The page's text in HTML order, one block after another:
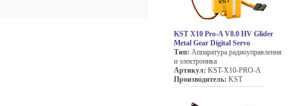
KST X10 Pro-A V8.0 HV Glider
Metal Gear Digital Servo
Тип: Аппаратура радиоуправления
и электроника
Артикул: KST-X10-PRO-A
Производитель: KST